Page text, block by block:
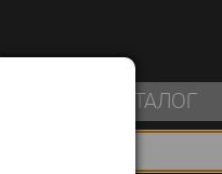
КАТАЛОГ